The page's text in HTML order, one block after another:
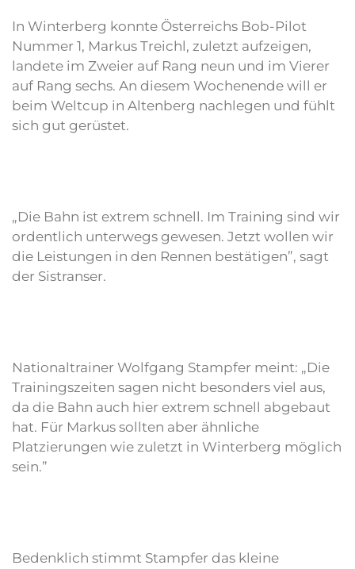
In Winterberg konnte Österreichs Bob-Pilot
Nummer 1, Markus Treichl, zuletzt aufzeigen,
landete im Zweier auf Rang neun und im Vierer
auf Rang sechs. An diesem Wochenende will er
beim Weltcup in Altenberg nachlegen und fühlt
sich gut gerüstet.
„Die Bahn ist extrem schnell. Im Training sind wir
ordentlich unterwegs gewesen. Jetzt wollen wir
die Leistungen in den Rennen bestätigen”, sagt
der Sistranser.
Nationaltrainer Wolfgang Stampfer meint: „Die
Trainingszeiten sagen nicht besonders viel aus,
da die Bahn auch hier extrem schnell abgebaut
hat. Für Markus sollten aber ähnliche
Platzierungen wie zuletzt in Winterberg möglich
sein.”
Bedenklich stimmt Stampfer das kleine